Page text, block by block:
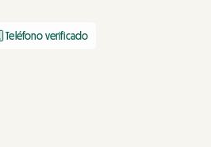
Teléfono verificado